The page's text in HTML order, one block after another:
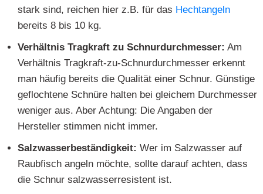
stark sind, reichen hier z.B. für das Hechtangeln
bereits 8 bis 10 kg.
Verhältnis Tragkraft zu Schnurdurchmesser: Am
Verhältnis Tragkraft-zu-Schnurdurchmesser erkennt
man häufig bereits die Qualität einer Schnur. Günstige
geflochtene Schnüre halten bei gleichem Durchmesser
weniger aus. Aber Achtung: Die Angaben der
Hersteller stimmen nicht immer.
Salzwasserbeständigkeit: Wer im Salzwasser auf
Raubfisch angeln möchte, sollte darauf achten, dass
die Schnur salzwasserresistent ist.